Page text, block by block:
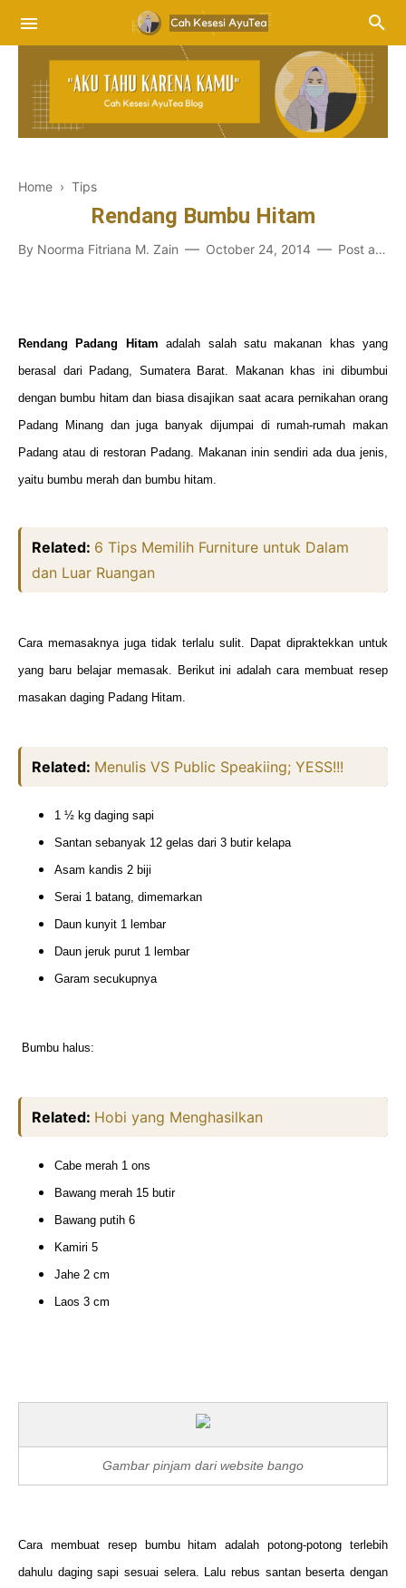
Home › Tips
Rendang Bumbu Hitam
By Noorma Fitriana M. Zain October 24, 2014 Post a Comment
Rendang Padang Hitamadalah salah satu makanan khas yang
berasal dari Padang, Sumatera Barat. Makanan khas ini dibumbui
dengan bumbu hitam dan biasa disajikan saat acara pernikahan orang
Padang Minang dan juga banyak dijumpai di rumah-rumah makan
Padang atau di restoran Padang. Makanan inin sendiri ada dua jenis,
yaitu bumbu merah dan bumbu hitam.
Related: 6 Tips Memilih Furniture untuk Dalam
dan Luar Ruangan
Cara memasaknya juga tidak terlalu sulit. Dapat dipraktekkan untuk
yang baru belajar memasak. Berikut ini adalah cara membuat resep
masakan daging Padang Hitam.
Related: Menulis VS Public Speakiing; YESS!!!
1 ½ kg daging sapi
Santan sebanyak 12 gelas dari 3 butir kelapa
Asam kandis 2 biji
Serai 1 batang, dimemarkan
Daun kunyit 1 lembar
Daun jeruk purut 1 lembar
Garam secukupnya
Bumbu halus:
Related: Hobi yang Menghasilkan
Cabe merah 1 ons
Bawang merah 15 butir
Bawang putih 6
Kamiri 5
Jahe 2 cm
Laos 3 cm
Gambar pinjam dari website bango
Cara membuat resep bumbu hitam adalah potong-potong terlebih
dahulu daging sapi sesuai selera. Lalu rebus santan beserta dengan